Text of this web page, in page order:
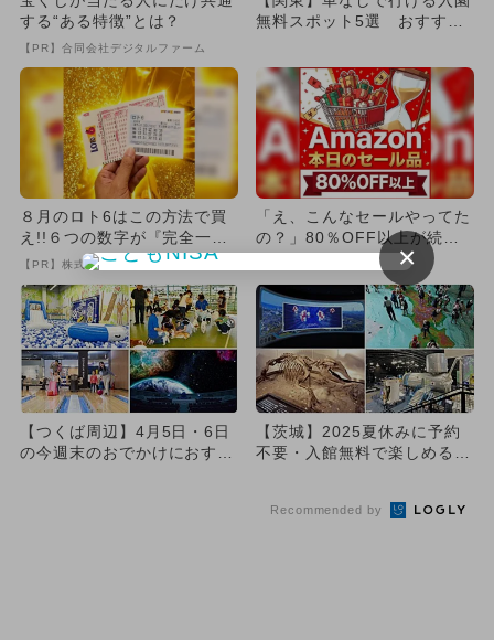
する“ある特徴”とは？
【PR】合同会社デジタルファーム
無料スポット5選 おすすめ
８月のロト6はこの方法で買
え!!６つの数字が『完全一
致』する方法
【PR】株式会社MURA
「え、こんなセールやってた
の？」80％OFF以上が続々
登場！Amazonの本気が...
【つくば周辺】4月5日・6日
の今週末のおでかけにおすす
【茨城】2025夏休みに予約
不要・入館無料で楽しめる博
Recommended by
×